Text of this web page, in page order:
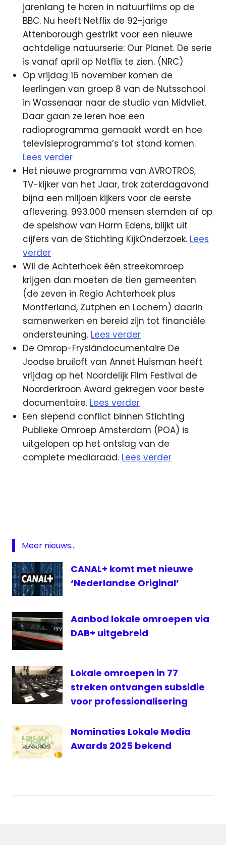
jarenlang te horen in natuurfilms op de
BBC. Nu heeft Netflix de 92-jarige
Attenborough gestrikt voor een nieuwe
achtdelige natuurserie: Our Planet. De serie
is vanaf april op Netflix te zien. (NRC)
Op vrijdag 16 november komen de
leerlingen van groep 8 van de Nutsschool
in Wassenaar naar de studio van Midvliet.
Daar gaan ze leren hoe een
radioprogramma gemaakt wordt en hoe
televisieprogramma’s tot stand komen.
Lees verder
Het nieuwe programma van AVROTROS,
TV-kijker van het Jaar, trok zaterdagavond
bijna een miljoen kijkers voor de eerste
aflevering. 993.000 mensen stemden af op
de spelshow van Harm Edens, blijkt uit
cijfers van de Stichting KijkOnderzoek. Lees
verder
Wil de Achterhoek één streekomroep
krijgen dan moeten de tien gemeenten
(de zeven in Regio Achterhoek plus
Montferland, Zutphen en Lochem) daarin
samenwerken en bereid zijn tot financiële
ondersteuning. Lees verder
De Omrop-Fryslândocumentaire De
Joodse bruiloft van Annet Huisman heeft
vrijdag op het Noordelijk Film Festival de
Noorderkroon Award gekregen voor beste
documentaire. Lees verder
Een slepend conflict binnen Stichting
Publieke Omroep Amsterdam (POA) is
uitgelopen op het ontslag van de
complete mediaraad. Lees verder
kijkcijfers
omroep
Midvliet
serie
streekomroep
VRT
Meer nieuws...
CANAL+ komt met nieuwe
‘Nederlandse Original’
Aanbod lokale omroepen via
DAB+ uitgebreid
Lokale omroepen in 77
streken ontvangen subsidie
voor professionalisering
Nominaties Lokale Media
Awards 2025 bekend